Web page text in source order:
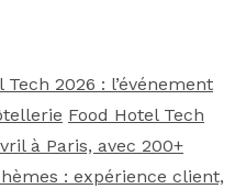
Tech 2026 : l’événement
Food Hotel Tech
à Paris, avec 200+
: expérience client,